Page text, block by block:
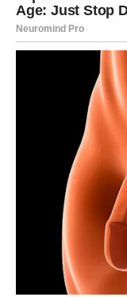
Odgovori
Pred vama su
Rakovi ulaze u
Osoba o kojoj
osjeća isto.
Ljubavna